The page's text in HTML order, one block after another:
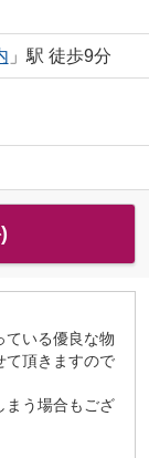
」駅 徒歩9分
ている優良な物
て頂きますので
まう場合もござ